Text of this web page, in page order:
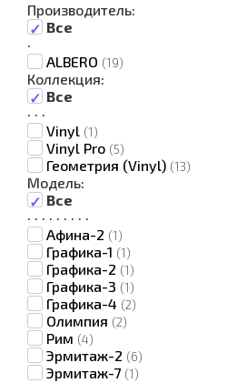
Производитель:
Все
·
ALBERO (19)
Коллекция:
Все
·
Vinyl (1)
·
Vinyl Pro (5)
·
Геометрия (Vinyl) (13)
Модель:
Все
·
Афина-2 (1)
·
Графика-1 (1)
·
Графика-2 (1)
·
Графика-3 (1)
·
Графика-4 (2)
·
Олимпия (2)
·
Рим (4)
·
Эрмитаж-2 (6)
·
Эрмитаж-7 (1)